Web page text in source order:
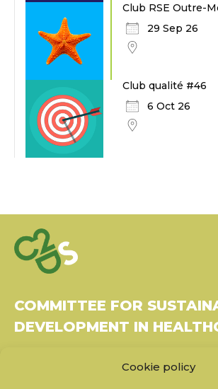
Cookie policy
Club RSE Outre-
29 Sep 26
Club qualité #46
6 Oct 26
COMMITTEE FOR
DEVELOPMENT IN
37270 Montlouis-sur-Loire